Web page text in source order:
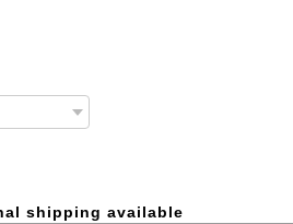
shipping available